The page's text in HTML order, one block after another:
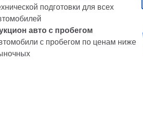
подготовки для всех
авто с пробегом
с пробегом по ценам ниже